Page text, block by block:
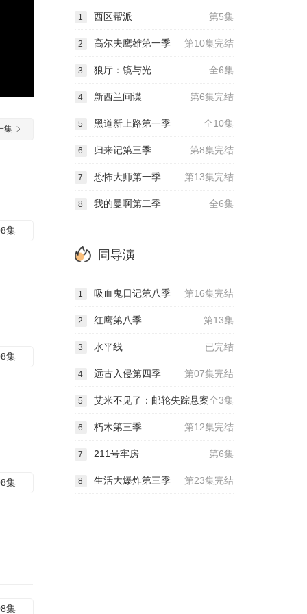
集
集
集
集
集
第5集
1 西区帮派
第10集完结
2 高尔夫鹰雄第一季
全6集
3 狼厅：镜与光
第6集完结
4 新西兰间谍
全10集
5 黑道新上路第一季
第8集完结
6 归来记第三季
第13集完结
7 恐怖大师第一季
全6集
8 我的曼啊第二季
同导演
第16集完结
1 吸血鬼日记第八季
第13集
2 红鹰第八季
已完结
3 水平线
第07集完结
4 远古入侵第四季
全3集
5 艾米不见了：邮轮失踪悬案
第12集完结
6 朽木第三季
第6集
7 211号牢房
第23集完结
8 生活大爆炸第三季